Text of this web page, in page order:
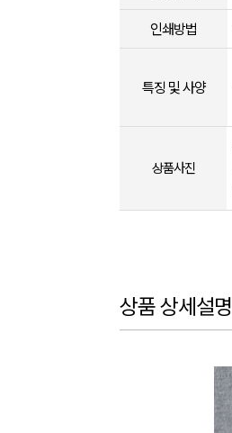
인쇄방법
특징 및 사양
상품사진
상품 상세설명